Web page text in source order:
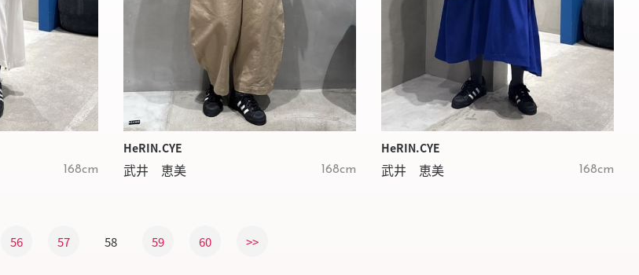
168cm
HeRIN.CYE
武井 恵美 168cm
HeRIN.CYE
武井 恵美 168cm
56 57 58 59 60 >>